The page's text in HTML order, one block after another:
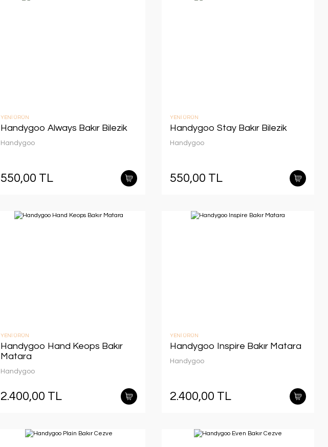
YENİ ÜRÜN
Handygoo Always Bakır Bilezik
Handygoo
550,00 TL
YENİ ÜRÜN
Handygoo Stay Bakır Bilezik
Handygoo
550,00 TL
YENİ ÜRÜN
Handygoo Hand Keops Bakır
Matara
Handygoo
2.400,00 TL
YENİ ÜRÜN
Handygoo Inspire Bakır Matara
Handygoo
2.400,00 TL